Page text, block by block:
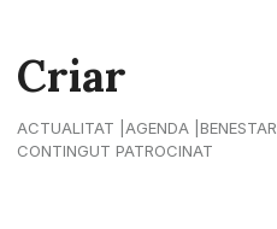
Criar
ACTUALITAT AGENDA BENESTAR
CONTINGUT PATROCINAT